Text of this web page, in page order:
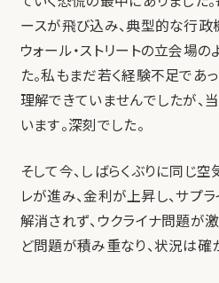
ースが飛び込み、典型的な行政
ウォール・ストリートの立会場
た。私もまだ若く経験不足であ
理解できていませんでしたが、
います。深刻でした。
そして今、しばらくぶりに同じ
レが進み、金利が上昇し、サプ
解消されず、ウクライナ問題が
ど問題が積み重なり、状況は確